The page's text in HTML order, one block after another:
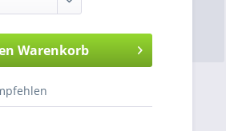
Warenkorb